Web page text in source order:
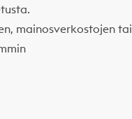
.
mainosverkostojen tai